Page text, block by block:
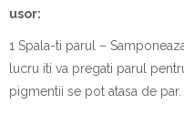
usor:
1 Spala-ti parul –
lucru iti va pregati parul
pigmentii se pot atasa de par.